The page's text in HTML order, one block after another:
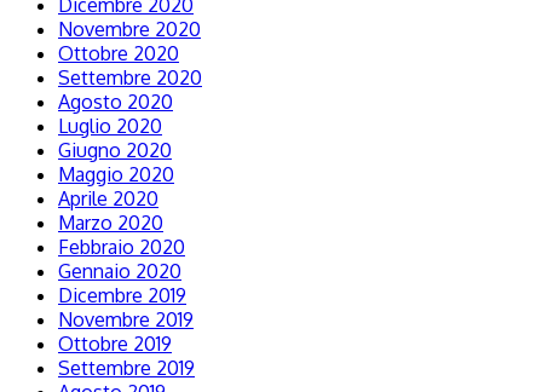
Dicembre 2020
Novembre 2020
Ottobre 2020
Settembre 2020
Agosto 2020
Luglio 2020
Giugno 2020
Maggio 2020
Aprile 2020
Marzo 2020
Febbraio 2020
Gennaio 2020
Dicembre 2019
Novembre 2019
Ottobre 2019
Settembre 2019